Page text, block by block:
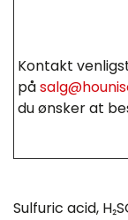
Kontakt
på
du ønsker at
Sulfuric acid,